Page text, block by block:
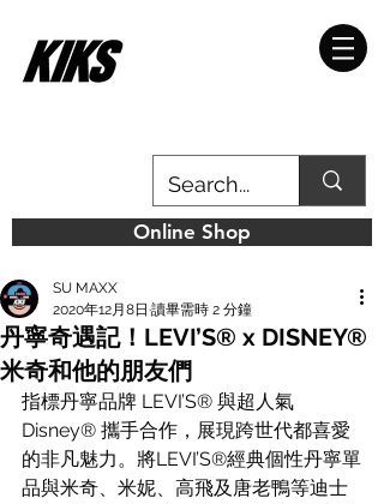
Online Shop
丹寧奇遇記！LEVI’S® x DISNEY®
米奇和他的朋友們
SU MAXX
2020年12月8日 讀畢需時 2 分鐘
指標丹寧品牌 LEVI’S® 與超人氣
Disney® 攜手合作，展現跨世代都喜愛
的非凡魅力。將LEVI’S®經典個性丹寧單
品與米奇、米妮、高飛及唐老鴨等迪士